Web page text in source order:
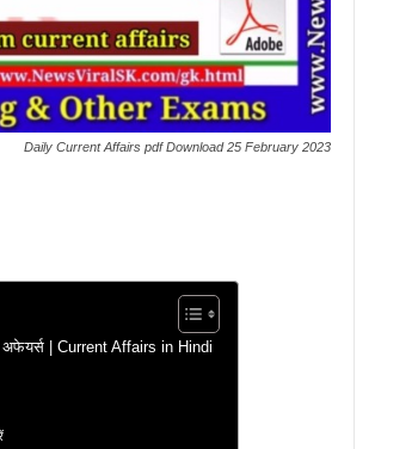
Daily Current Affairs pdf Download 25 February 2023
| Current Affairs in Hindi